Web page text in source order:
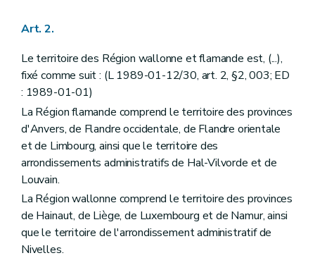
Section 2 Du fonctionnement
Sous-section 1ère
Dispositions communes
Art. 32
Art. 33
Art. 34
Art. 35
Art. 36
Art. 37
Art. 37bis
Art. 39
Art. 40
Art. 41
Art. 42
Art. 2.
Le territoire des Région wallonne et flamande est, (...),
fixé comme suit : (L 1989-01-12/30, art. 2, §2, 003; ED
: 1989-01-01)
La Région flamande comprend le territoire des provinces
d'Anvers, de Flandre occidentale, de Flandre orientale
et de Limbourg, ainsi que le territoire des
arrondissements administratifs de Hal-Vilvorde et de
Louvain.
La Région wallonne comprend le territoire des provinces
de Hainaut, de Liège, de Luxembourg et de Namur, ainsi
que le territoire de l'arrondissement administratif de
Nivelles.